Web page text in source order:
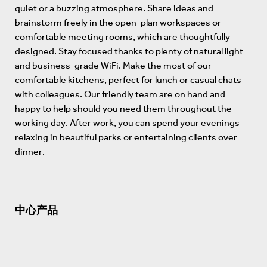
quiet or a buzzing atmosphere. Share ideas and
brainstorm freely in the open-plan workspaces or
comfortable meeting rooms, which are thoughtfully
designed. Stay focused thanks to plenty of natural light
and business-grade WiFi. Make the most of our
comfortable kitchens, perfect for lunch or casual chats
with colleagues. Our friendly team are on hand and
happy to help should you need them throughout the
working day. After work, you can spend your evenings
relaxing in beautiful parks or entertaining clients over
dinner.
中心产品